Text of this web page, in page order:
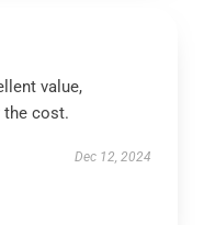
value,
the cost.
Dec 12, 2024